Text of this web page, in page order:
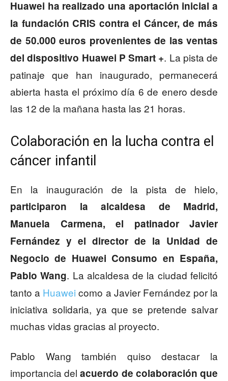
Huawei ha realizado una aportación inicial a
la fundación CRIS contra el Cáncer, de más
de 50.000 euros provenientes de las ventas
del dispositivo Huawei P Smart +. La pista de
patinaje que han inaugurado, permanecerá
abierta hasta el próximo día 6 de enero desde
las 12 de la mañana hasta las 21 horas.
Colaboración en la lucha contra el
cáncer infantil
En la inauguración de la pista de hielo,
participaron la alcaldesa de Madrid,
Manuela Carmena, el patinador Javier
Fernández y el director de la Unidad de
Negocio de Huawei Consumo en España,
Pablo Wang. La alcaldesa de la ciudad felicitó
tanto a Huawei como a Javier Fernández por la
iniciativa solidaria, ya que se pretende salvar
muchas vidas gracias al proyecto.
Pablo Wang también quiso destacar la
importancia delacuerdo de colaboración que